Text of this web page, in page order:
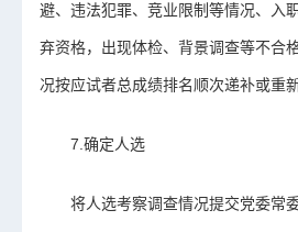
避、违法犯罪、竞业限制等情况、入
弃资格，出现体检、背景调查等不合
况按应试者总成绩排名顺次递补或重
7.确定人选
将人选考察调查情况提交党委常